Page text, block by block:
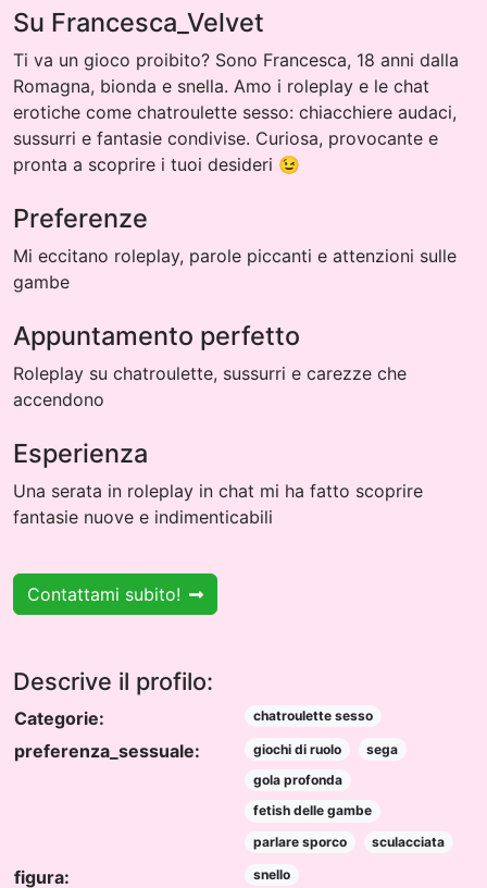
Su Francesca_Velvet
Ti va un gioco proibito? Sono Francesca, 18 anni dalla
Romagna, bionda e snella. Amo i roleplay e le chat
erotiche come chatroulette sesso: chiacchiere audaci,
sussurri e fantasie condivise. Curiosa, provocante e
pronta a scoprire i tuoi desideri 😉
Preferenze
Mi eccitano roleplay, parole piccanti e attenzioni sulle
gambe
Appuntamento perfetto
Roleplay su chatroulette, sussurri e carezze che
accendono
Esperienza
Una serata in roleplay in chat mi ha fatto scoprire
fantasie nuove e indimenticabili
Contattami subito!
Descrive il profilo:
Categorie: chatroulette sesso
preferenza_sessuale: giochi di ruolo
sega
gola profonda
fetish delle gambe
parlare sporco
sculacciata
figura: snello